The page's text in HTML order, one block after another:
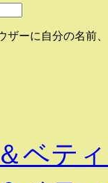
ザーに自分の名前
ベテ